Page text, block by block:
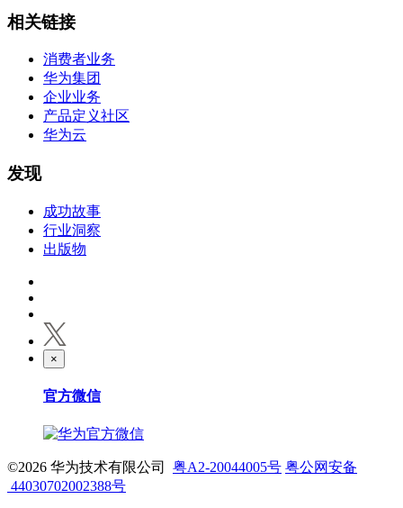
相关链接
消费者业务
华为集团
企业业务
产品定义社区
华为云
发现
成功故事
行业洞察
出版物
×
官方微信
©2026 华为技术有限公司 粤A2-20044005号 粤公网安备
44030702002388号